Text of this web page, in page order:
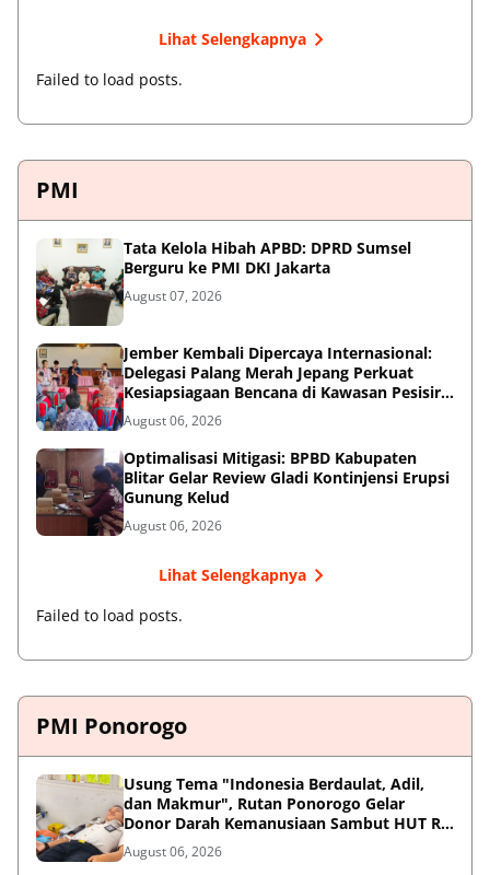
Lihat Selengkapnya
Failed to load posts.
PMI
Tata Kelola Hibah APBD: DPRD Sumsel
Berguru ke PMI DKI Jakarta
August 07, 2026
Jember Kembali Dipercaya Internasional:
Delegasi Palang Merah Jepang Perkuat
Kesiapsiagaan Bencana di Kawasan Pesisir
dan Sekolah
August 06, 2026
Optimalisasi Mitigasi: BPBD Kabupaten
Blitar Gelar Review Gladi Kontinjensi Erupsi
Gunung Kelud
August 06, 2026
Lihat Selengkapnya
Failed to load posts.
PMI Ponorogo
Usung Tema "Indonesia Berdaulat, Adil,
dan Makmur", Rutan Ponorogo Gelar
Donor Darah Kemanusiaan Sambut HUT RI
ke-81
August 06, 2026